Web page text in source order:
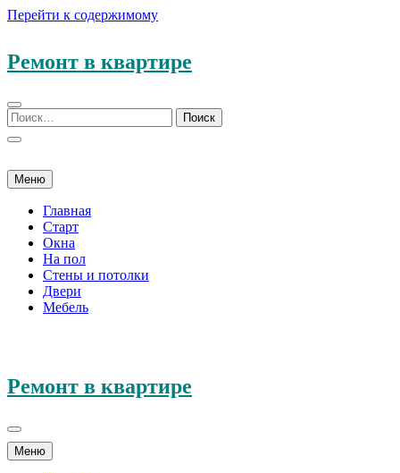
Перейти к содержимому
Ремонт в квартире
Меню
Главная
Старт
Окна
На пол
Стены и потолки
Двери
Мебель
Ремонт в квартире
Меню